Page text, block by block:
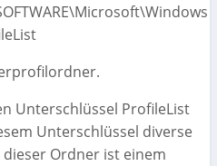
Unterschlüssel ProfileList
Unterschlüssel diverse
Ordner ist einem